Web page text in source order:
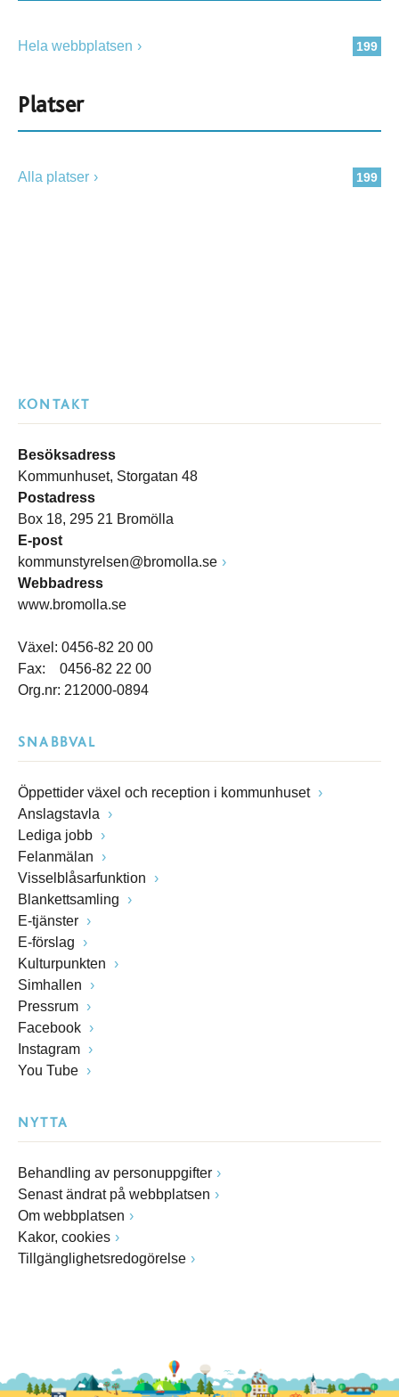
199
Hela webbplatsen
Platser
199
Alla platser
KONTAKT
Besöksadress
Kommunhuset, Storgatan 48
Postadress
Box 18, 295 21 Bromölla
E-post
kommunstyrelsen@bromolla.se
Webbadress
www.bromolla.se
Växel: 0456-82 20 00
Fax: 0456-82 22 00
Org.nr: 212000-0894
SNABBVAL
Öppettider växel och reception i kommunhuset
Anslagstavla
Lediga jobb
Felanmälan
Visselblåsarfunktion
Blankettsamling
E-tjänster
E-förslag
Kulturpunkten
Simhallen
Pressrum
Facebook
Instagram
You Tube
NYTTA
Behandling av personuppgifter
Senast ändrat på webbplatsen
Om webbplatsen
Kakor, cookies
Tillgänglighetsredogörelse